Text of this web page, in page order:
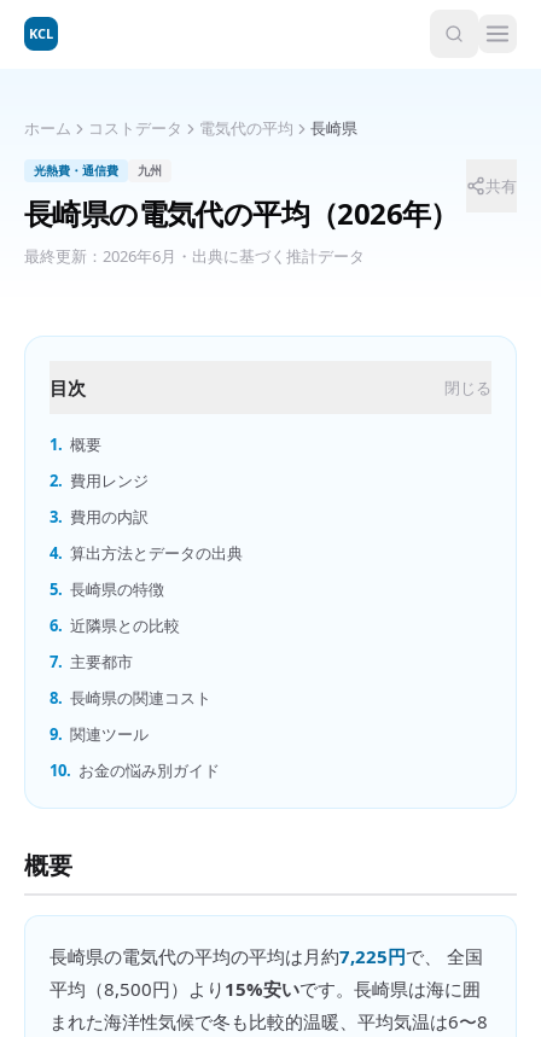
KCL
ホーム コストデータ 電気代の平均 長崎県
光熱費・通信費 九州
長崎県の電気代の平均 （2026年）
最終更新： 2026年6月 ・出典に基づく推計データ
共有
目次 閉じる
1. 概要
2. 費用レンジ
3. 費用の内訳
4. 算出方法とデータの出典
5. 長崎県の特徴
6. 近隣県との比較
7. 主要都市
8. 長崎県の関連コスト
9. 関連ツール
10. お金の悩み別ガイド
概要
長崎県の電気代の平均の平均は月約7,225円で、 全国
平均（8,500円）より 15%安いです。 長崎県は海に囲
まれた海洋性気候で冬も比較的温暖、平均気温は6〜8